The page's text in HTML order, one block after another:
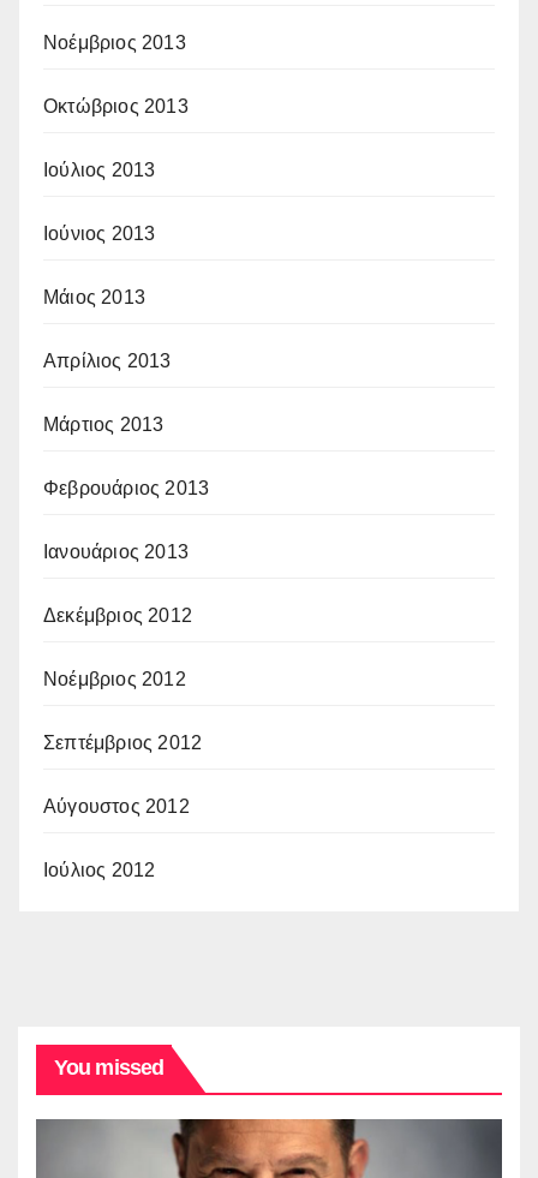
Νοέμβριος 2013
Οκτώβριος 2013
Ιούλιος 2013
Ιούνιος 2013
Μάιος 2013
Απρίλιος 2013
Μάρτιος 2013
Φεβρουάριος 2013
Ιανουάριος 2013
Δεκέμβριος 2012
Νοέμβριος 2012
Σεπτέμβριος 2012
Αύγουστος 2012
Ιούλιος 2012
You missed